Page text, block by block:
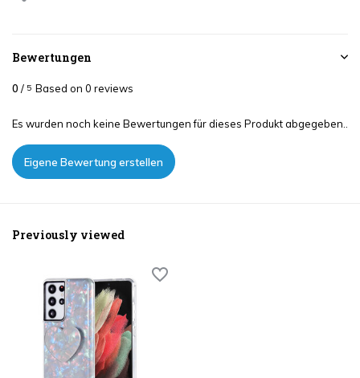
Bewertungen
0 / 5 Based on 0 reviews
Es wurden noch keine Bewertungen für dieses Produkt abgegeben..
Eigene Bewertung erstellen
Previously viewed